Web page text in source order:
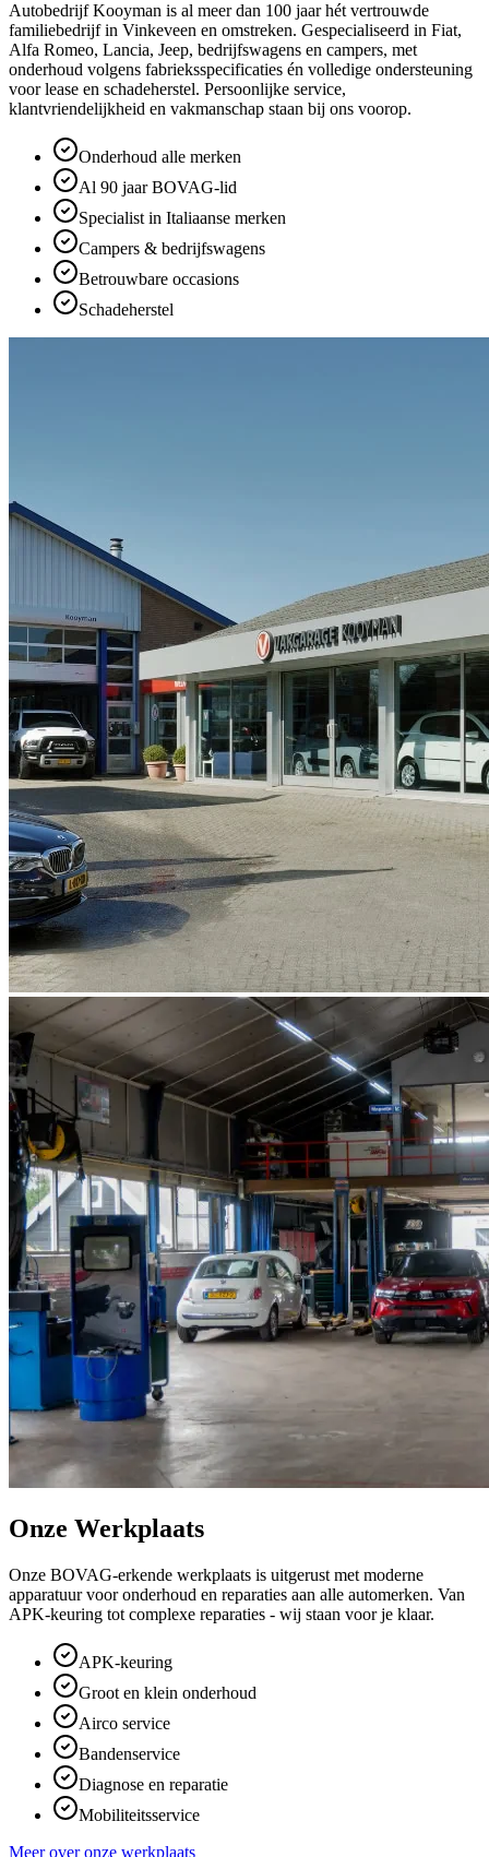
Autobedrijf Kooyman is al meer dan 100 jaar hét vertrouwde
familiebedrijf in Vinkeveen en omstreken. Gespecialiseerd in Fiat,
Alfa Romeo, Lancia, Jeep, bedrijfswagens en campers, met
onderhoud volgens fabrieksspecificaties én volledige ondersteuning
voor lease en schadeherstel. Persoonlijke service,
klantvriendelijkheid en vakmanschap staan bij ons voorop.
Onderhoud alle merken
Al 90 jaar BOVAG-lid
Specialist in Italiaanse merken
Campers & bedrijfswagens
Betrouwbare occasions
Schadeherstel
Onze Werkplaats
Onze BOVAG-erkende werkplaats is uitgerust met moderne
apparatuur voor onderhoud en reparaties aan alle automerken. Van
APK-keuring tot complexe reparaties - wij staan voor je klaar.
APK-keuring
Groot en klein onderhoud
Airco service
Bandenservice
Diagnose en reparatie
Mobiliteitsservice
Meer over onze werkplaats